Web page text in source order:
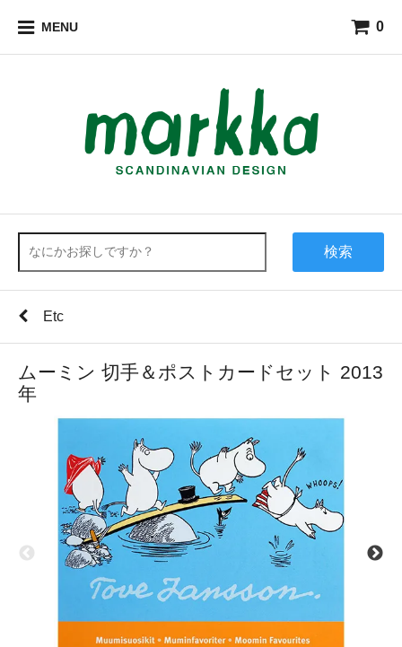
MENU 0
検索
Etc
ムーミン 切手＆ポストカードセット 2013
年